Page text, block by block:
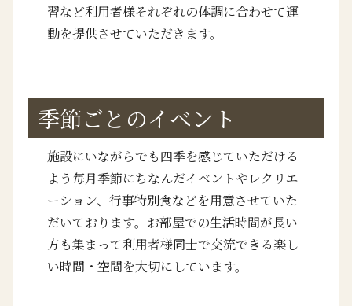
習など利用者様それぞれの体調に合わせて運
動を提供させていただきます。
季節ごとのイベント
施設にいながらでも四季を感じていただける
よう毎月季節にちなんだイベントやレクリエ
ーション、行事特別食などを用意させていた
だいております。お部屋での生活時間が長い
方も集まって利用者様同士で交流できる楽し
い時間・空間を大切にしています。